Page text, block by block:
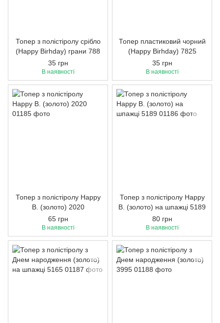
Топер з полістіролу срібло
(Happy Birhday) грани 788
35 грн
В наявності
Топер пластиковий чорний
(Happy Birhday) 7825
35 грн
В наявності
Топер з полістіролу Happy
B. (золото) 2020
65 грн
В наявності
Топер з полістіролу Happy
B. (золото) на шпажці 5189
80 грн
В наявності